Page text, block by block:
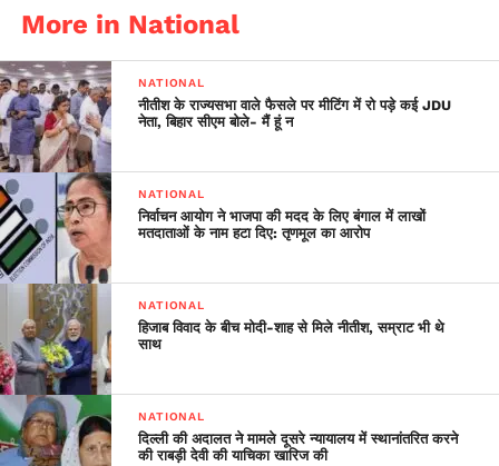
When asked about why he chose to donate soaps,
Tyagi said “Everyone who is capable of helping the
countrymen is doing it by donating food packets and
other essential items along with a large amount of
money into the PM and CM Relief Fund, but I just
thought of helping people by providing them with
Dettol soaps, so that they start cleaning their hands
with immediate effect and prevent themselves from
having this infectious disease. It will also help in
spreading the message about the significance of
cleanliness and maintaining hygiene.”
He had been in the headlines owing to his stint as a
strategist in the US presidential election of 2015. He
has also served as the Governing Body Chairman of
Shyama Prasad Mukherjee College affiliated to the
More in National
NATIONAL
नीतीश के राज्यसभा वाले फैसले पर मीटिंग में रो पड़े कई JDU
नेता, बिहार सीएम बोले- मैं हूं न
NATIONAL
निर्वाचन आयोग ने भाजपा की मदद के लिए बंगाल में लाखों
मतदाताओं के नाम हटा दिए: तृणमूल का आरोप
NATIONAL
हिजाब विवाद के बीच मोदी-शाह से मिले नीतीश, सम्राट भी थे
साथ
NATIONAL
दिल्ली की अदालत ने मामले दूसरे न्यायालय में स्थानांतरित करने
की राबड़ी देवी की याचिका खारिज की